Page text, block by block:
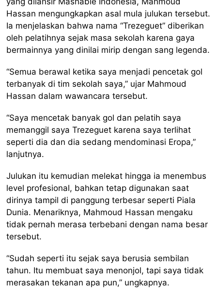
Hassan mengungkapkan asal mula julukan tersebut.
Ia menjelaskan bahwa nama “Trezeguet” diberikan
oleh pelatihnya sejak masa sekolah karena gaya
bermainnya yang dinilai mirip dengan sang legenda.
“Semua berawal ketika saya menjadi pencetak gol
terbanyak di tim sekolah saya,” ujar Mahmoud
Hassan dalam wawancara tersebut.
“Saya mencetak banyak gol dan pelatih saya
memanggil saya Trezeguet karena saya terlihat
seperti dia dan dia sedang mendominasi Eropa,”
lanjutnya.
Julukan itu kemudian melekat hingga ia menembus
level profesional, bahkan tetap digunakan saat
dirinya tampil di panggung terbesar seperti Piala
Dunia. Menariknya, Mahmoud Hassan mengaku
tidak pernah merasa terbebani dengan nama besar
tersebut.
“Sudah seperti itu sejak saya berusia sembilan
tahun. Itu membuat saya menonjol, tapi saya tidak
merasakan tekanan apa pun,” ungkapnya.